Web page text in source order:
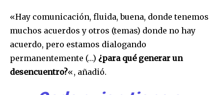
«Hay comunicación, fluida, buena, donde tenemos
muchos acuerdos y otros (temas) donde no hay
acuerdo, pero estamos dialogando
permanentemente (…) ¿para qué generar un
desencuentro?«, añadió.